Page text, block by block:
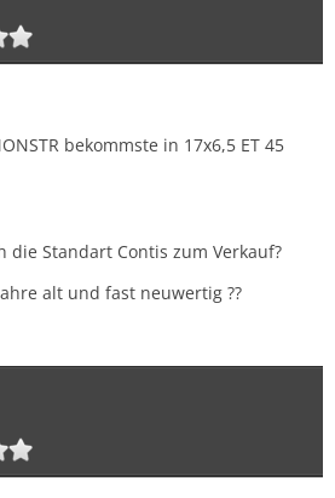
bekommste in 17x6,5 ET 45
die Standart Contis zum Verkauf?
alt und fast neuwertig ??